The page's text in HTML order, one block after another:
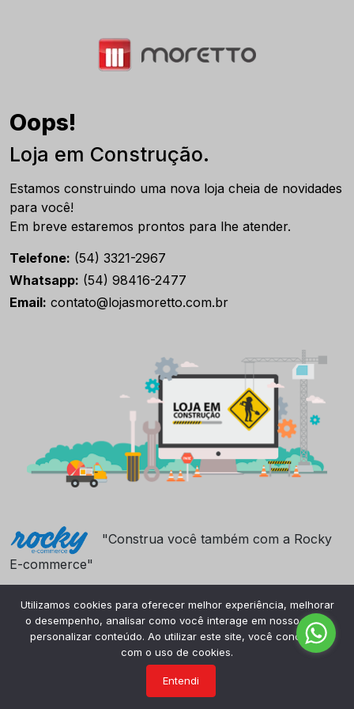
Oops!
Loja em Construção.
Estamos construindo uma nova loja cheia de novidades
para você!
Em breve estaremos prontos para lhe atender.
Telefone: (54) 3321-2967
Whatsapp: (54) 98416-2477
Email: contato@lojasmoretto.com.br
"Construa você também com a Rocky
E-commerce"
Utilizamos cookies para oferecer melhor experiência, melhorar
o desempenho, analisar como você interage em nosso site e
personalizar conteúdo. Ao utilizar este site, você concorda
com o uso de cookies.
Entendi